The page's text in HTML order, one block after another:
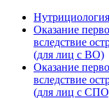
Нутрициология
Оказание
вследствие
(для лиц с ВО)
Оказание
вследствие
(для лиц с